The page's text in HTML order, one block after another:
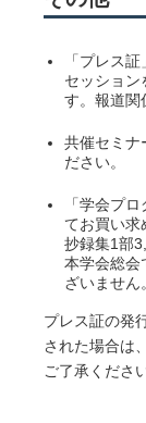
「プレス
セッション
す。報道関
共催セミナ
ださい。
「学会プ
てお買い求
抄録集1部
本学会総会
ざいません
プレス証の発
された場合は
ご了承ください